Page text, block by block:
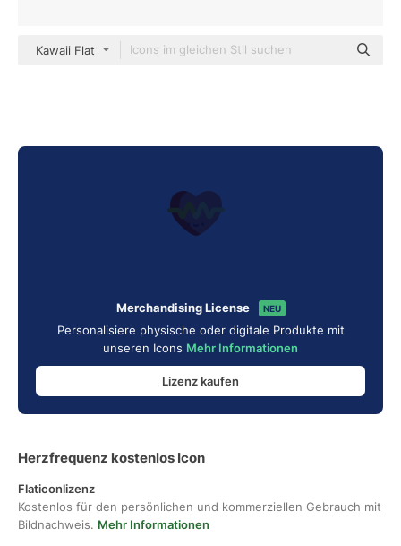
Kawaii Flat
Merchandising License NEU
Personalisiere physische oder digitale Produkte mit
unseren Icons Mehr Informationen
Lizenz kaufen
Herzfrequenz kostenlos Icon
Flaticonlizenz
Kostenlos für den persönlichen und kommerziellen Gebrauch mit
Bildnachweis. Mehr Informationen